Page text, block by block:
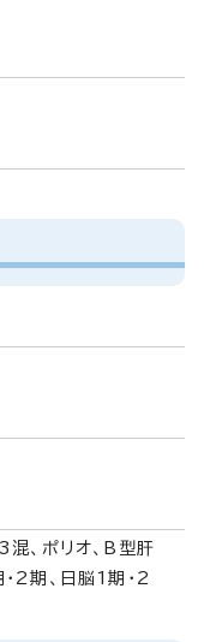
混、ポリオ、B型肝
2期、日脳1期・2